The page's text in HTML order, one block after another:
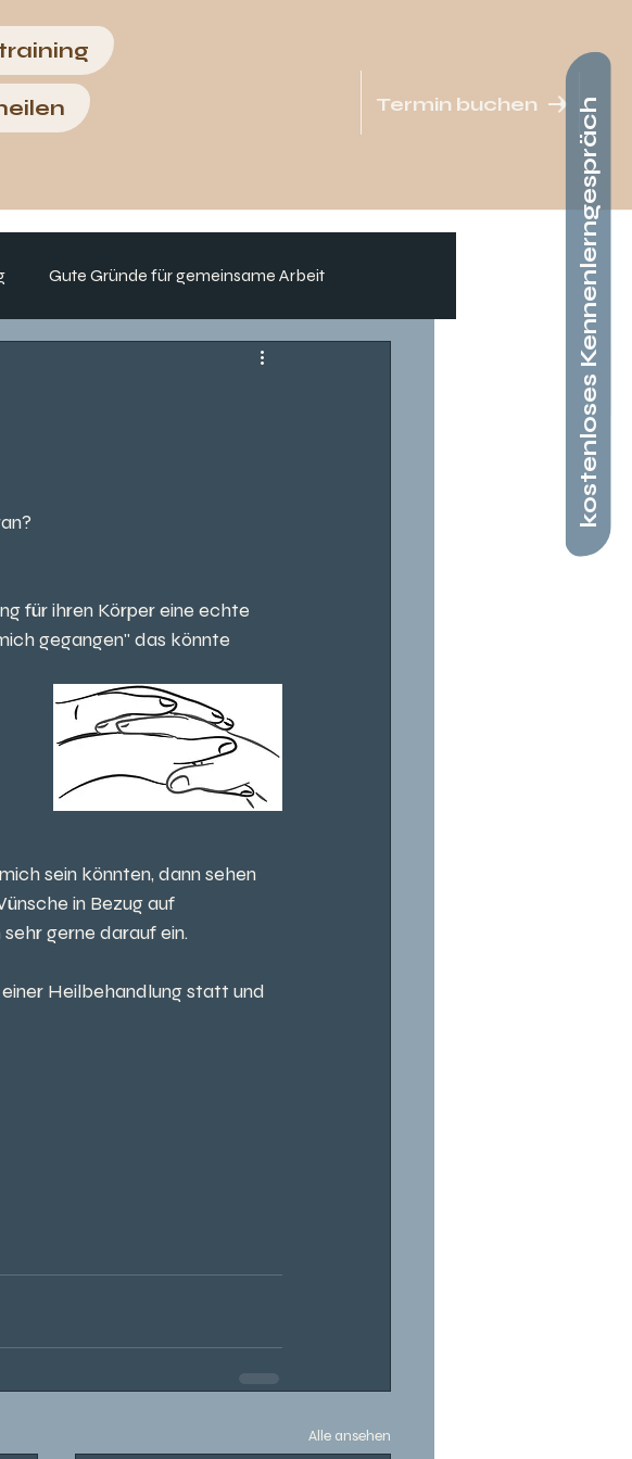
Termin buchen
Gute Gründe für gemeinsame Arbeit
für ihren Körper eine echte
gegangen" das könnte
sein könnten, dann sehen
in Bezug auf
gerne darauf ein.
Heilbehandlung statt und
Alle ansehen
kostenloses Kennenlerngespräch